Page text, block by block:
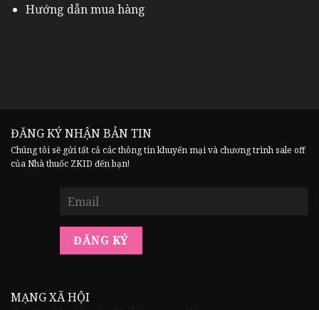
Hướng dẫn mua hàng
ĐĂNG KÝ NHẬN BẢN TIN
Chúng tôi sẽ gửi tất cả các thông tin khuyến mại và chương trình sale off
của Nhà thuốc ZKID đến bạn!
MẠNG XÃ HỘI